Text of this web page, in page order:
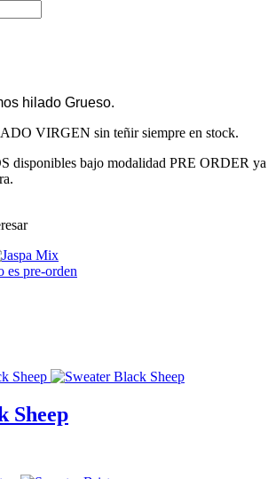
hilado Grueso.
VIRGEN sin teñir siempre en stock.
bajo modalidad PRE ORDER ya
Sheep